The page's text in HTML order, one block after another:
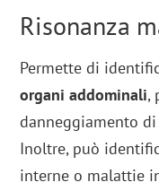
Risonanza
Permette di
organi addominali,
danneggiamento
Inoltre, può
interne o malattie